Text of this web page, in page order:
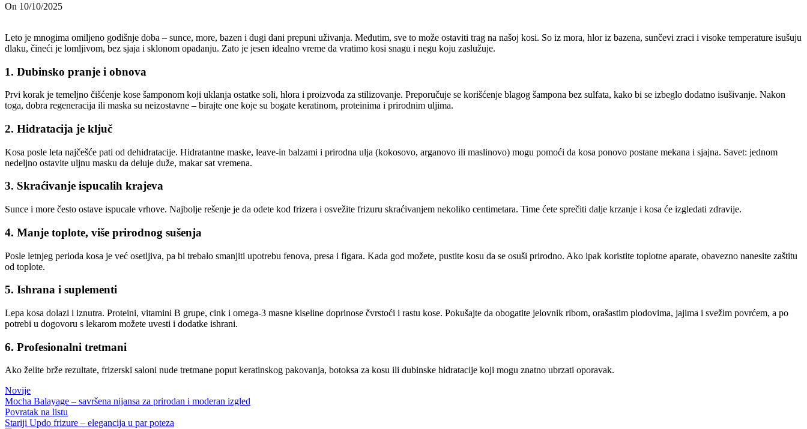
On 10/10/2025
Leto je mnogima omiljeno godišnje doba – sunce, more, bazen i dugi dani prepuni uživanja. Međutim, sve to može ostaviti trag na našoj kosi. So iz mora, hlor iz bazena, sunčevi zraci i visoke temperature isušuju
dlaku, čineći je lomljivom, bez sjaja i sklonom opadanju. Zato je jesen idealno vreme da vratimo kosi snagu i negu koju zaslužuje.
1. Dubinsko pranje i obnova
Prvi korak je temeljno čišćenje kose šamponom koji uklanja ostatke soli, hlora i proizvoda za stilizovanje. Preporučuje se korišćenje blagog šampona bez sulfata, kako bi se izbeglo dodatno isušivanje. Nakon
toga, dobra regeneracija ili maska su neizostavne – birajte one koje su bogate keratinom, proteinima i prirodnim uljima.
2. Hidratacija je ključ
Kosa posle leta najčešće pati od dehidratacije. Hidratantne maske, leave-in balzami i prirodna ulja (kokosovo, arganovo ili maslinovo) mogu pomoći da kosa ponovo postane mekana i sjajna. Savet: jednom
nedeljno ostavite uljnu masku da deluje duže, makar sat vremena.
3. Skraćivanje ispucalih krajeva
Sunce i more često ostave ispucale vrhove. Najbolje rešenje je da odete kod frizera i osvežite frizuru skraćivanjem nekoliko centimetara. Time ćete sprečiti dalje krzanje i kosa će izgledati zdravije.
4. Manje toplote, više prirodnog sušenja
Posle letnjeg perioda kosa je već osetljiva, pa bi trebalo smanjiti upotrebu fenova, presa i figara. Kada god možete, pustite kosu da se osuši prirodno. Ako ipak koristite toplotne aparate, obavezno nanesite zaštitu
od toplote.
5. Ishrana i suplementi
Lepa kosa dolazi i iznutra. Proteini, vitamini B grupe, cink i omega-3 masne kiseline doprinose čvrstoći i rastu kose. Pokušajte da obogatite jelovnik ribom, orašastim plodovima, jajima i svežim povrćem, a po
potrebi u dogovoru s lekarom možete uvesti i dodatke ishrani.
6. Profesionalni tretmani
Ako želite brže rezultate, frizerski saloni nude tretmane poput keratinskog pakovanja, botoksa za kosu ili dubinske hidratacije koji mogu znatno ubrzati oporavak.
Novije
Mocha Balayage – savršena nijansa za prirodan i moderan izgled
Povratak na listu
Stariji Updo frizure – elegancija u par poteza